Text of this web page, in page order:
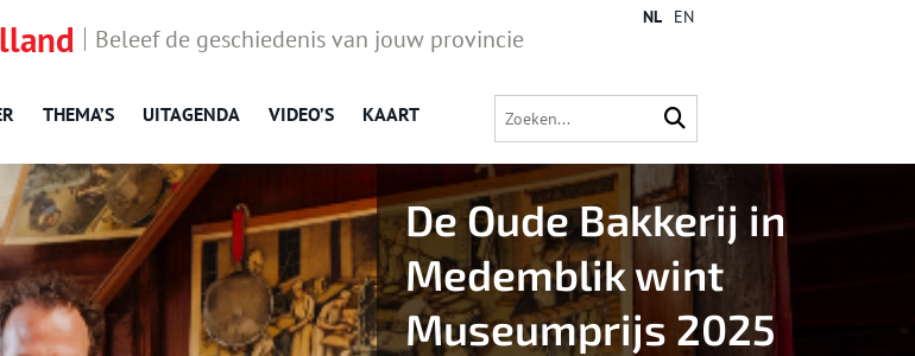
Beleef de geschiedenis van jouw provincie
THEMA’S UITAGENDA VIDEO’S KAART
NL EN
De Oude Bakkerij in
Medemblik wint
Museumprijs 2025